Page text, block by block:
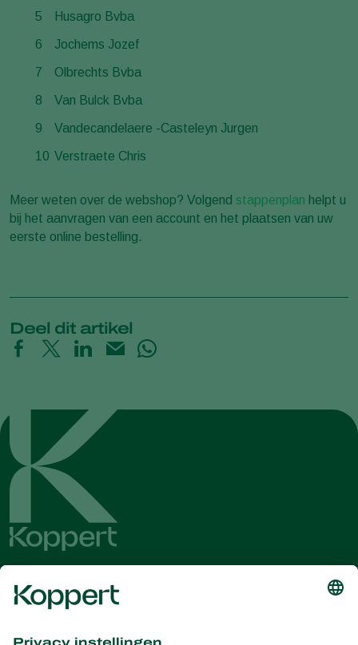
Husagro Bvba
Jochems Jozef
Olbrechts Bvba
Van Bulck Bvba
Vandecandelaere -Casteleyn Jurgen
Verstraete Chris
Meer weten over de webshop? Volgend stappenplan helpt u
bij het aanvragen van een account en het plaatsen van uw
eerste online bestelling.
Deel dit artikel
Ontvang het laatste nieuws en
informatie